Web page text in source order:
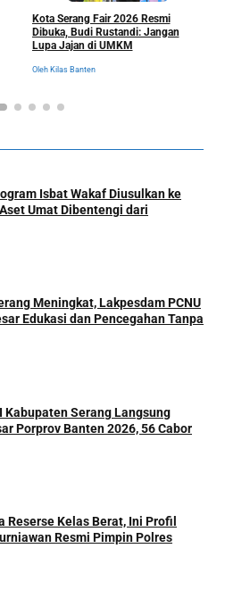
Kota Serang Fair 2026 Resmi
Dibuka, Budi Rustandi: Jangan
Lupa Jajan di UMKM
Oleh Kilas Banten
Isbat Wakaf Diusulkan ke
Umat Dibentengi dari
Meningkat, Lakpesdam PCNU
Edukasi dan Pencegahan Tanpa
Kabupaten Serang Langsung
Porprov Banten 2026, 56 Cabor
Reserse Kelas Berat, Ini Profil
Resmi Pimpin Polres